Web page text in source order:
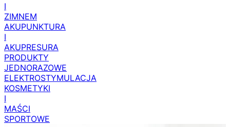
I
ZIMNEM
AKUPUNKTURA
I
AKUPRESURA
PRODUKTY
JEDNORAZOWE
ELEKTROSTYMULACJA
KOSMETYKI
I
MAŚCI
SPORTOWE